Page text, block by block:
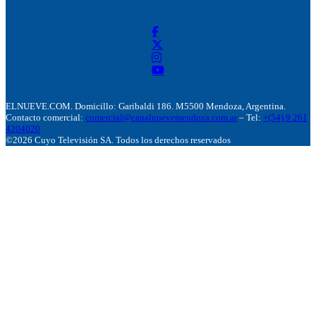
ELNUEVE.COM. Domicillo: Garibaldi 186. M5500 Mendoza, Argentina.
Contacto comercial: comercial@canalnuevemendoza.com.ar – Tel: +(54) 9 261
4204020
©2026 Cuyo Televisión SA. Todos los derechos reservados